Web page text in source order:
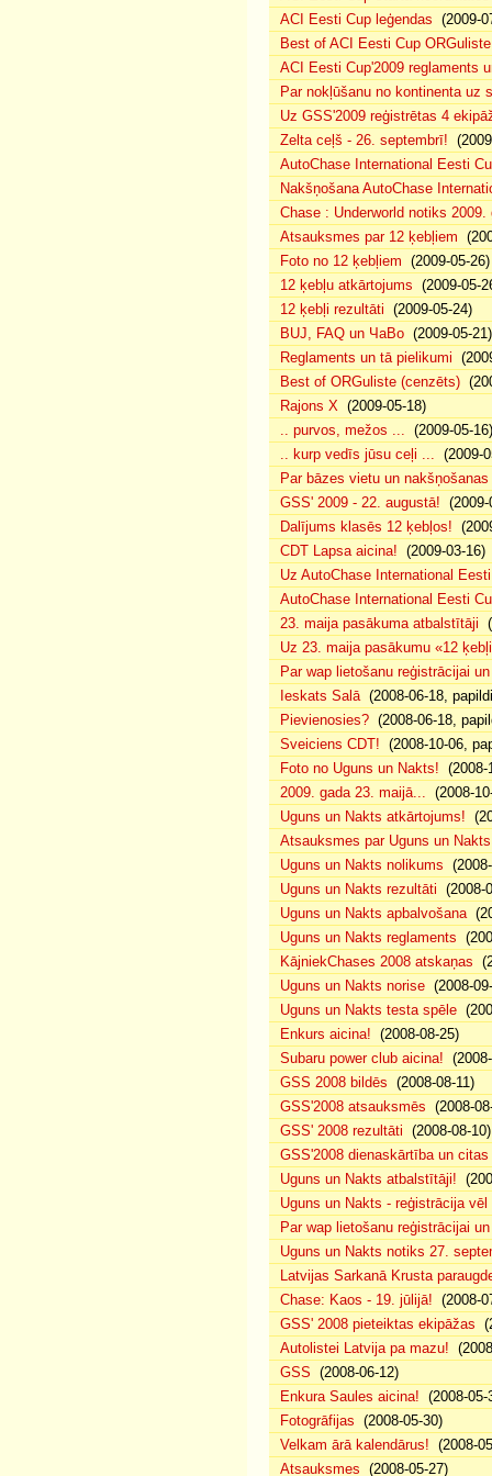
ACI Eesti Cup leģendas (2009-
Best of ACI Eesti Cup
ACI Eesti Cup'2009 reglaments
Par nokļūšanu no kontinenta uz
Uz GSS'2009 reģistrētas 4
Zelta ceļš - 26. septembrī!
AutoChase International Eesti
Nakšņošana AutoChase
Chase : Underworld notiks 2009.
Atsauksmes par 12 ķebļiem
Foto no 12 ķebļiem (2009-05-26)
12 ķebļu atkārtojums (2009-05-
12 ķebļi rezultāti (2009-05-24)
BUJ, FAQ un ЧаВо (2009-05-21)
Reglaments un tā pielikumi
Best of ORGuliste (cenzēts)
Rajons X (2009-05-18)
.. purvos, mežos ... (2009-05-16)
.. kurp vedīs jūsu ceļi ... (2009-
Par bāzes vietu un
GSS' 2009 - 22. augustā! (2009-
Dalījums klasēs 12 ķebļos!
CDT Lapsa aicina! (2009-03-16)
Uz AutoChase International
AutoChase International Eesti
23. maija pasākuma atbalstītāji
Uz 23. maija pasākumu «12
Par wap lietošanu reģistrācijai
Ieskats Salā(2008-06-18,
Pievienosies? (2008-06-18,
Sveiciens CDT! (2008-10-06,
Foto no Uguns un Nakts! (2008-
2009. gada 23. maijā... (2008-
Uguns un Nakts atkārtojums!
Atsauksmes par Uguns un Nakts
Uguns un Nakts nolikums
Uguns un Nakts rezultāti (2008-
Uguns un Nakts apbalvošana
Uguns un Nakts reglaments
KājniekChases 2008 atskaņas
Uguns un Nakts norise (2008-
Uguns un Nakts testa spēle
Enkurs aicina! (2008-08-25)
Subaru power club aicina!
GSS 2008 bildēs (2008-08-11)
GSS'2008 atsauksmēs (2008-
GSS' 2008 rezultāti (2008-08-10)
GSS'2008 dienaskārtība un
Uguns un Nakts atbalstītāji!
Uguns un Nakts - reģistrācija
Par wap lietošanu reģistrācijai
Uguns un Nakts notiks 27.
Latvijas Sarkanā Krusta
Chase: Kaos - 19. jūlijā! (2008-
GSS' 2008 pieteiktas ekipāžas
Autolistei Latvija pa mazu!
GSS (2008-06-12)
Enkura Saules aicina! (2008-05-
Fotogrāfijas (2008-05-30)
Velkam ārā kalendārus! (2008-
Atsauksmes (2008-05-27)